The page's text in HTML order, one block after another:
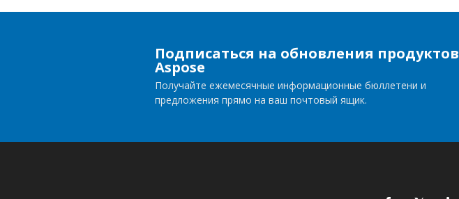
Подписаться на обновления продуктов
Aspose
Получайте ежемесячные информационные бюллетени и
предложения прямо на ваш почтовый ящик.